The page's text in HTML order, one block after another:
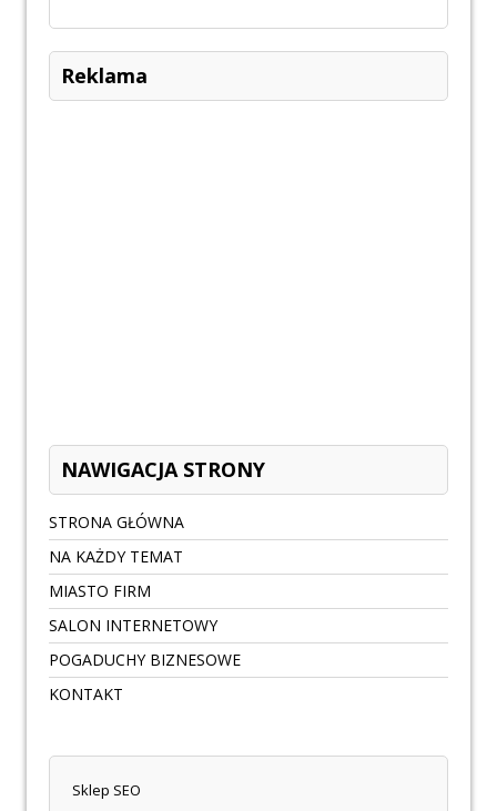
Reklama
NAWIGACJA STRONY
STRONA GŁÓWNA
NA KAŻDY TEMAT
MIASTO FIRM
SALON INTERNETOWY
POGADUCHY BIZNESOWE
KONTAKT
Sklep SEO